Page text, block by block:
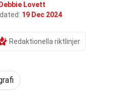
Debbie Lovett
19 Dec 2024
Redaktionella riktlinjer